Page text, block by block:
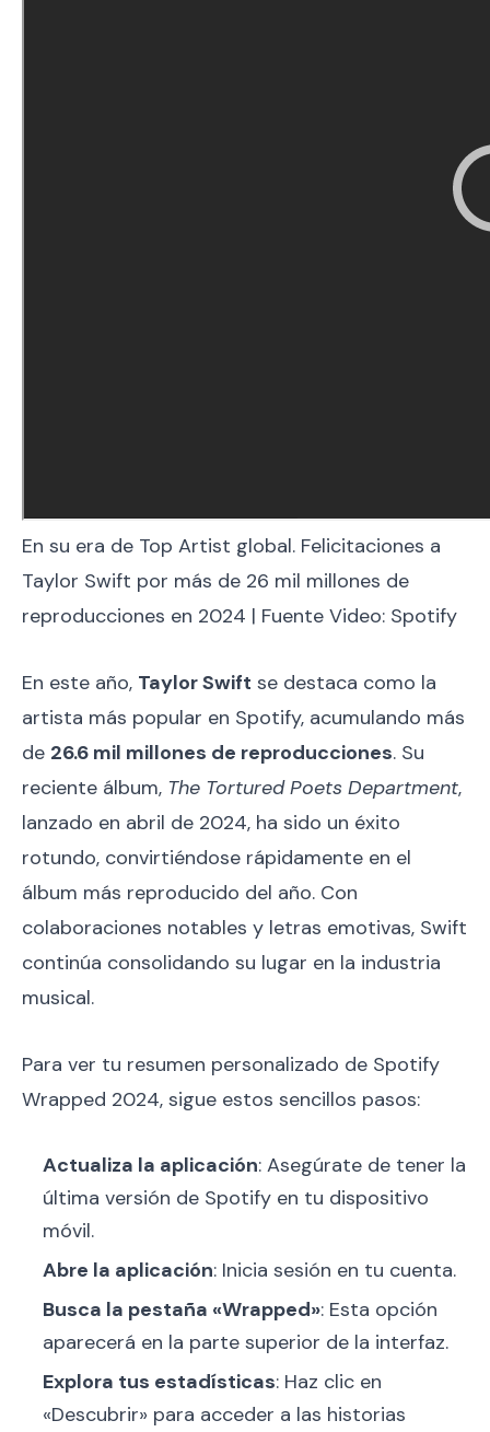
En su era de Top Artist global. Felicitaciones a
Taylor Swift por más de 26 mil millones de
reproducciones en 2024 | Fuente Video: Spotify
En este año, Taylor Swift se destaca como la
artista más popular en Spotify, acumulando más
de 26.6 mil millones de reproducciones. Su
reciente álbum, The Tortured Poets Department,
lanzado en abril de 2024, ha sido un éxito
rotundo, convirtiéndose rápidamente en el
álbum más reproducido del año. Con
colaboraciones notables y letras emotivas, Swift
continúa consolidando su lugar en la industria
musical.
Para ver tu resumen personalizado de Spotify
Wrapped 2024, sigue estos sencillos pasos:
Actualiza la aplicación: Asegúrate de tener la
última versión de Spotify en tu dispositivo
móvil.
Abre la aplicación: Inicia sesión en tu cuenta.
Busca la pestaña «Wrapped»: Esta opción
aparecerá en la parte superior de la interfaz.
Explora tus estadísticas: Haz clic en
«Descubrir» para acceder a las historias